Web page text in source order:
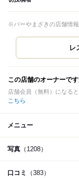
※バーやまざきの店舗情報
この店舗のオーナーです
店舗会員（無料）になる
こちら
メニュー
写真 （1208）
口コミ （383）